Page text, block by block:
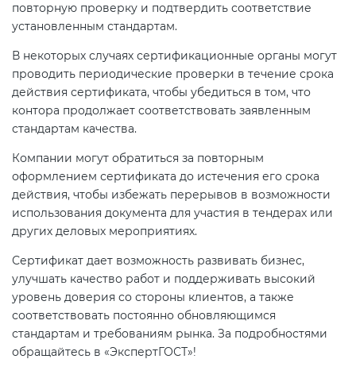
повторную проверку и подтвердить соответствие
установленным стандартам.
В некоторых случаях сертификационные органы могут
проводить периодические проверки в течение срока
действия сертификата, чтобы убедиться в том, что
контора продолжает соответствовать заявленным
стандартам качества.
Компании могут обратиться за повторным
оформлением сертификата до истечения его срока
действия, чтобы избежать перерывов в возможности
использования документа для участия в тендерах или
других деловых мероприятиях.
Сертификат дает возможность развивать бизнес,
улучшать качество работ и поддерживать высокий
уровень доверия со стороны клиентов, а также
соответствовать постоянно обновляющимся
стандартам и требованиям рынка. За подробностями
обращайтесь в «ЭкспертГОСТ»!